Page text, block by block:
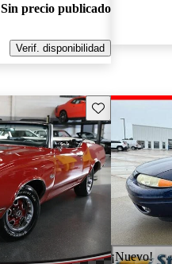
Sin precio publicado
Verif. disponibilidad
Guarda este Aviso
¡Nuevo!